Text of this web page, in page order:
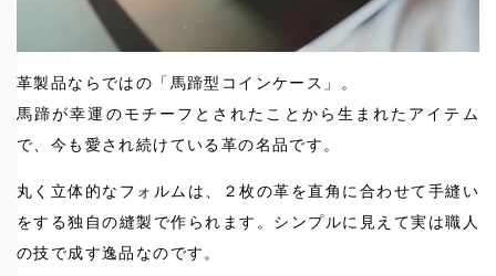
革製品ならではの「馬蹄型コインケース」。
馬蹄が幸運のモチーフとされたことから生まれたアイテム
で、今も愛され続けている革の名品です。
丸く立体的なフォルムは、２枚の革を直角に合わせて手縫い
をする独自の縫製で作られます。シンプルに見えて実は職人
の技で成す逸品なのです。